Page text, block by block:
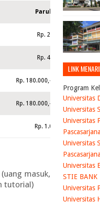
Paruh Waktu
Rp. 230.000,-
Rp. 450.000,-
Rp. 180.000,- (3 Mata Kuliah)
Rp. 180.000,- (3 Mata Kuliah)
Rp. 1.040.000,-
masuk,
tutorial)
LINK
Program
Universitas
Universitas
Universitas
Universitas
Universitas
STIE BANK
Universitas
Universitas